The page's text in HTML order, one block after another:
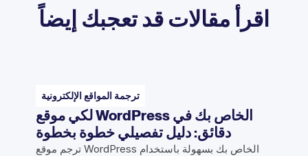
اقرأ مقالات قد تعجبك إيضاً
ترجمة المواقع الإلكترونية
لكي موقع WordPress الخاص بك في
دقائق: دليل تفصيلي خطوة بخطوة
ترجم موقع WordPress الخاص بك بسهولة باستخدام